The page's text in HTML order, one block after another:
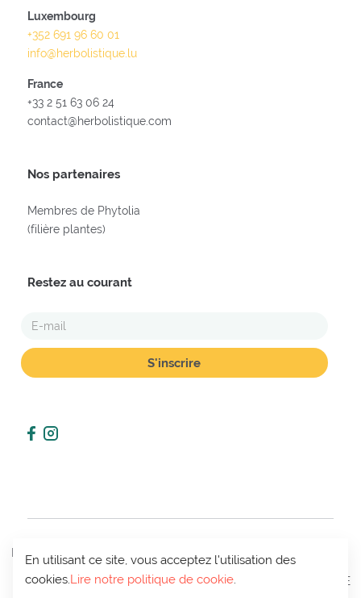
Luxembourg
+352 691 96 60 01
info@herbolistique.lu
France
+33 2 51 63 06 24
contact@herbolistique.com
Nos partenaires
Membres de Phytolia
(filière plantes)
Restez au courant
E-
POLITIQUE
CONDITIONS
DE VENTE
COMPTE
En utilisant ce site, vous acceptez l'utilisation des
cookies. Lire notre politique de cookie